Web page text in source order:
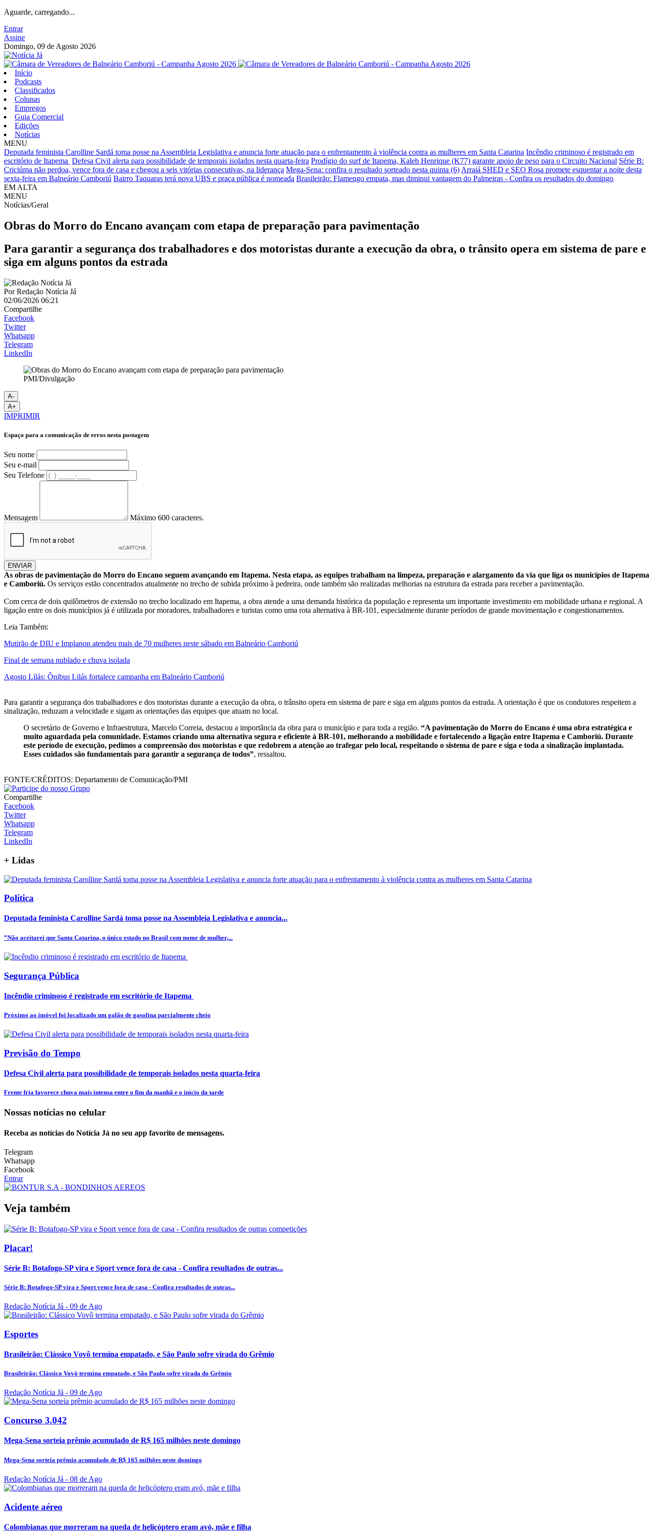
Aguarde, carregando...
Entrar
Assine
Domingo, 09 de Agosto 2026
Início
Podcasts
Classificados
Colunas
Empregos
Guia Comercial
Edições
Notícias
MENU
Deputada feminista Carolline Sardá toma posse na Assembleia Legislativa e anuncia forte atuação para o enfrentamento à violência contra as mulheres em Santa Catarina Incêndio criminoso é registrado em
escritório de Itapema Defesa Civil alerta para possibilidade de temporais isolados nesta quarta-feira Prodígio do surf de Itapema, Kaleb Henrique (K77) garante apoio de peso para o Circuito Nacional Série B:
Criciúma não perdoa, vence fora de casa e chegou a seis vitórias consecutivas, na liderança Mega-Sena: confira o resultado sorteado nesta quinta (6) Arraiá SHED e SEO Rosa promete esquentar a noite desta
sexta-feira em Balneário Camboriú Bairro Taquaras terá nova UBS e praça pública é nomeada Brasileirão: Flamengo empata, mas diminui vantagem do Palmeiras - Confira os resultados do domingo
EM ALTA
MENU
Notícias/Geral
Obras do Morro do Encano avançam com etapa de preparação para pavimentação
Para garantir a segurança dos trabalhadores e dos motoristas durante a execução da obra, o trânsito opera em sistema de pare e
siga em alguns pontos da estrada
PorRedação Notícia Já
02/06/2026 06:21
Compartilhe
Facebook
Twitter
Whatsapp
Telegram
LinkedIn
PMI/Divulgação
A-
A+
IMPRIMIR
Espaço para a comunicação de erros nesta postagem
Seu nome
Seu e-mail
Seu Telefone
Mensagem Máximo 600 caracteres.
ENVIAR
As obras de pavimentação do Morro do Encano seguem avançando em Itapema. Nesta etapa, as equipes trabalham na limpeza, preparação e alargamento da via que liga os municípios de Itapema
e Camboriú. Os serviços estão concentrados atualmente no trecho de subida próximo à pedreira, onde também são realizadas melhorias na estrutura da estrada para receber a pavimentação.
Com cerca de dois quilômetros de extensão no trecho localizado em Itapema, a obra atende a uma demanda histórica da população e representa um importante investimento em mobilidade urbana e regional. A
ligação entre os dois municípios já é utilizada por moradores, trabalhadores e turistas como uma rota alternativa à BR-101, especialmente durante períodos de grande movimentação e congestionamentos.
Leia Também:
Mutirão de DIU e Implanon atendeu mais de 70 mulheres neste sábado em Balneário Camboriú
Final de semana nublado e chuva isolada
Agosto Lilás: Ônibus Lilás fortalece campanha em Balneário Camboriú
Para garantir a segurança dos trabalhadores e dos motoristas durante a execução da obra, o trânsito opera em sistema de pare e siga em alguns pontos da estrada. A orientação é que os condutores respeitem a
sinalização, reduzam a velocidade e sigam as orientações das equipes que atuam no local.
O secretário de Governo e Infraestrutura, Marcelo Correia, destacou a importância da obra para o município e para toda a região. “A pavimentação do Morro do Encano é uma obra estratégica e
muito aguardada pela comunidade. Estamos criando uma alternativa segura e eficiente à BR-101, melhorando a mobilidade e fortalecendo a ligação entre Itapema e Camboriú. Durante
este período de execução, pedimos a compreensão dos motoristas e que redobrem a atenção ao trafegar pelo local, respeitando o sistema de pare e siga e toda a sinalização implantada.
Esses cuidados são fundamentais para garantir a segurança de todos”, ressaltou.
FONTE/CRÉDITOS: Departamento de Comunicação/PMI
Compartilhe
Facebook
Twitter
Whatsapp
Telegram
LinkedIn
+ Lidas
Política
Deputada feminista Carolline Sardá toma posse na Assembleia Legislativa e anuncia...
”Não aceitarei que Santa Catarina, o único estado no Brasil com nome de mulher,...
Segurança Pública
Incêndio criminoso é registrado em escritório de Itapema
Próximo ao imóvel foi localizado um galão de gasolina parcialmente cheio
Previsão do Tempo
Defesa Civil alerta para possibilidade de temporais isolados nesta quarta-feira
Frente fria favorece chuva mais intensa entre o fim da manhã e o início da tarde
Nossas notícias no celular
Receba as notícias do Notícia Já no seu app favorito de mensagens.
Telegram
Whatsapp
Facebook
Entrar
Veja também
Placar!
Série B: Botafogo-SP vira e Sport vence fora de casa - Confira resultados de outras...
Série B: Botafogo-SP vira e Sport vence fora de casa - Confira resultados de outras...
Redação Notícia Já - 09 de Ago
Esportes
Brasileirão: Clássico Vovô termina empatado, e São Paulo sofre virada do Grêmio
Brasileirão: Clássico Vovô termina empatado, e São Paulo sofre virada do Grêmio
Redação Notícia Já - 09 de Ago
Concurso 3.042
Mega-Sena sorteia prêmio acumulado de R$ 165 milhões neste domingo
Mega-Sena sorteia prêmio acumulado de R$ 165 milhões neste domingo
Redação Notícia Já - 08 de Ago
Acidente aéreo
Colombianas que morreram na queda de helicóptero eram avó, mãe e filha